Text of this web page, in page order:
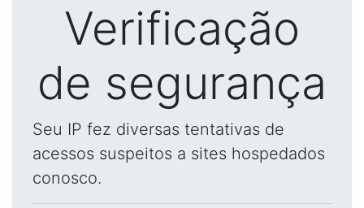
Verificação
de segurança
Seu IP fez diversas tentativas de
acessos suspeitos a sites hospedados
conosco.